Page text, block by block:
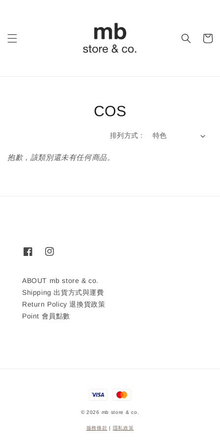
COS
排列方式 :
抱歉，該類別還未有任何商品。
ABOUT mb store & co.
Shipping 出貨方式與運費
Return Policy 退換貨政策
Point 會員點數
© 2026 mb store & co.
服務條款 | 隱私政策